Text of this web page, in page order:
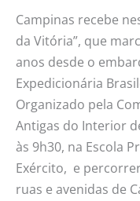
Campinas recebe
da Vitória”, que
anos desde o
Expedicionária
Organizado pela
Antigas do Interior
às 9h30, na Escola
Exército, e
ruas e avenidas de
Vitória